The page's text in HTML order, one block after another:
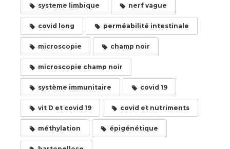
systeme limbique nerf vague
covid long perméabilité intestinale
microscopie champ noir
microscopie champ noir
système immunitaire covid 19
vit D et covid 19 covid et nutriments
méthylation épigénétique